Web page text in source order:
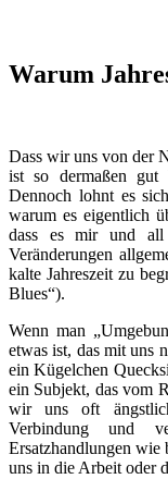
Warum
Dass wir uns von der
ist so dermaßen gut
Dennoch lohnt es
warum es eigentlich
dass es mir und all
Veränderungen
kalte Jahreszeit zu
Blues“).
Wenn man
etwas ist, das mit uns
ein Kügelchen
ein Subjekt, das vom
wir uns oft
Verbindung und
Ersatzhandlungen wie
uns in die Arbeit oder